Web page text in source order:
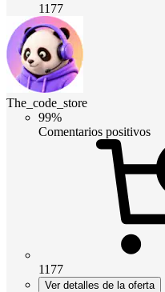
1177
The_code_store
99%
Comentarios positivos
1177
Ver detalles de la oferta